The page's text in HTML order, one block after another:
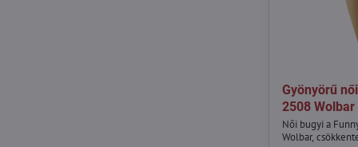
Gyönyörű
2508 Wolbar
Női bugyi a
Wolbar,